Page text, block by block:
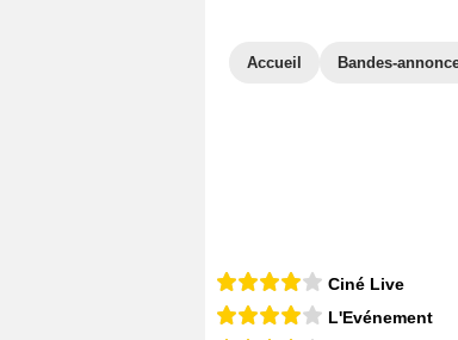
Accueil Bandes-
Ciné Live
L'Evénement